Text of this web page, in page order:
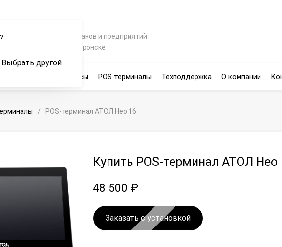
Выбрать другой
Автоматизация ресторанов и предприятий
общепита на iiko в Апшеронске
Онлайн-кассы POS терминалы Техподдержка О компании
/ POS-терминал АТОЛ Нео 16
Купить POS-терминал АТОЛ
48 500 ₽
Заказать с установкой